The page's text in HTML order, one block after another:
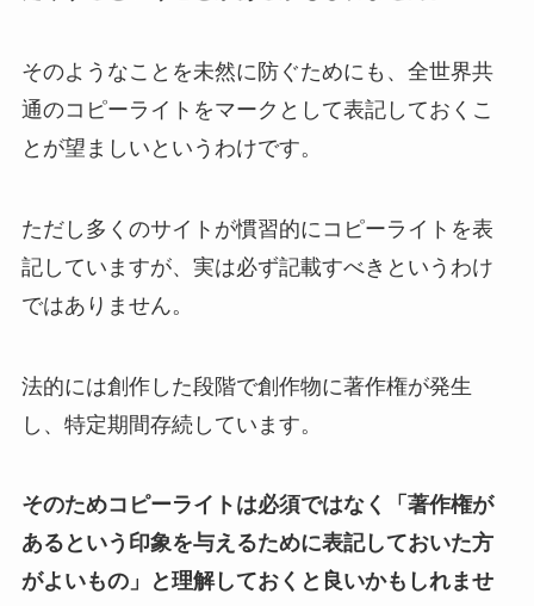
そのようなことを未然に防ぐためにも、全世界共
通のコピーライトをマークとして表記しておくこ
とが望ましいというわけです。
ただし多くのサイトが慣習的にコピーライトを表
記していますが、実は必ず記載すべきというわけ
ではありません。
法的には創作した段階で創作物に著作権が発生
し、特定期間存続しています。
そのためコピーライトは必須ではなく「著作権が
あるという印象を与えるために表記しておいた方
がよいもの」と理解しておくと良いかもしれませ